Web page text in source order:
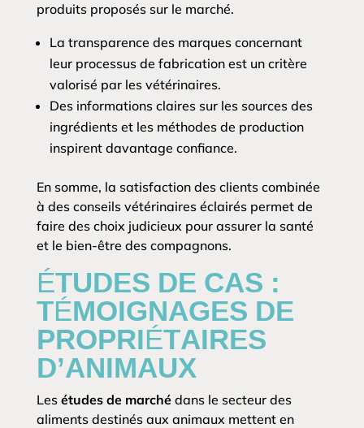
produits proposés sur le marché.
La transparence des marques concernant
leur processus de fabrication est un critère
valorisé par les vétérinaires.
Des informations claires sur les sources des
ingrédients et les méthodes de production
inspirent davantage confiance.
En somme, la satisfaction des clients combinée
à des conseils vétérinaires éclairés permet de
faire des choix judicieux pour assurer la santé
et le bien-être des compagnons.
ÉTUDES DE CAS :
TÉMOIGNAGES DE
PROPRIÉTAIRES
D’ANIMAUX
Les études de marchédans le secteur des
aliments destinés aux animaux mettent en